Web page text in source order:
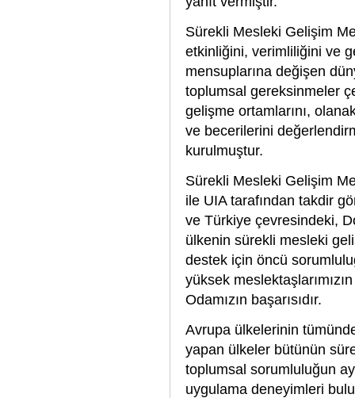
Sürekli Mesleki Gelişim
etkinliğini, verimliliğini ve
mensuplarına değişen
toplumsal gereksinmeler
gelişme ortamlarını,
ve becerilerini
kurulmuştur.
Sürekli Mesleki Gelişim
ile UIA tarafından takdir
ve Türkiye çevresindeki,
ülkenin sürekli mesleki
destek için öncü
yüksek
Odamızın başarısıdır.
Avrupa ülkelerinin
yapan ülkeler bütünün
toplumsal sorumluluğun
uygulama deneyimleri